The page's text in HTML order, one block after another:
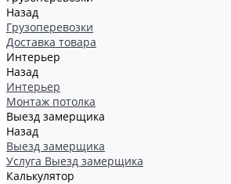
Назад
Грузоперевозки
Доставка товара
Интерьер
Назад
Интерьер
Монтаж потолка
Выезд замерщика
Назад
Выезд замерщика
Услуга Выезд замерщика
Калькулятор